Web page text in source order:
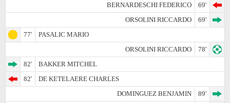
BERNARDESCHI FEDERICO
69'
ORSOLINI RICCARDO
69'
77'
PASALIC MARIO
ORSOLINI RICCARDO
78'
82'
BAKKER MITCHEL
82'
DE KETELAERE CHARLES
DOMINGUEZ BENJAMIN
89'